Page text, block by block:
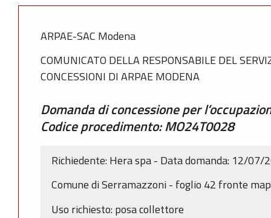
ARPAE-SAC Modena
COMUNICATO DELLA RESPONSABILE DEL
CONCESSIONI DI ARPAE MODENA
Domanda di concessione per
Codice procedimento: MO24T0028
Richiedente: Hera spa - Data domanda: 12/07/
Comune di Serramazzoni - foglio 42 fronte
Uso richiesto: posa collettore